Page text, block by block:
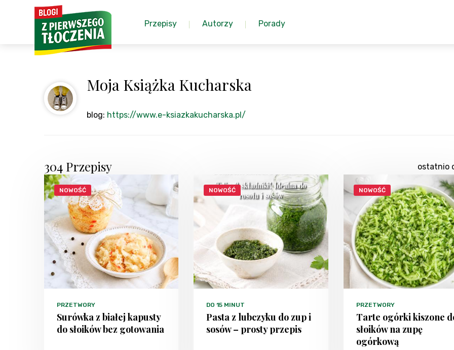
Przepisy Autorzy Porady
Moja Książka Kucharska
blog: https://www.e-ksiazkakucharska.pl/
304 Przepisy ostatnio
NOWOŚĆ
PRZETWORY
Surówka z białej kapusty
do słoików bez gotowania
NOWOŚĆ
DO 15 MINUT
Pasta z lubczyku do zup i
sosów – prosty przepis
NOWOŚĆ
PRZETWORY
Tarte ogórki kiszone
słoików na zupę
ogórkową